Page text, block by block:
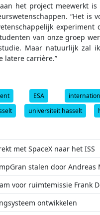
het project meewerkt
“Het
van onze groep
Maar natuurlijk zal
latere carrière.”
ESA
universiteit hasselt
met SpaceX naar het ISS
stalen door
voor ruimtemissie Frank
ontwikkelen